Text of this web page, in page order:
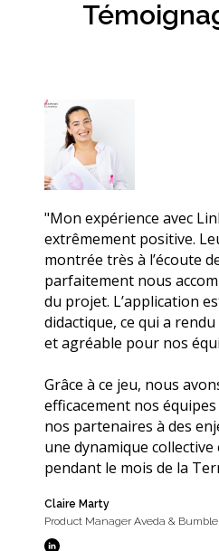
"Mon expérience avec
extrêmement positive.
montrée très à l’écoute
parfaitement nous
du projet. L’application
didactique, ce qui a
et agréable pour nos
Grâce à ce jeu, nous
efficacement nos
nos partenaires à des
une dynamique
pendant le mois de la
Claire Marty
Product Manager Aveda &